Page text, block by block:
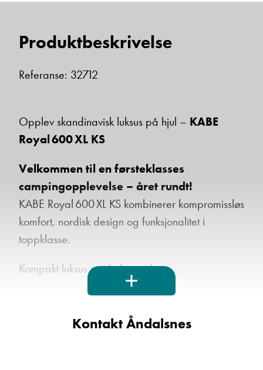
Frode Hoff Lund
Ta kontakt
Lurer du på noe? Spør!
Sted
Produktbeskrivelse
Referanse: 32712
Opplev skandinavisk luksus på hjul – KABE
Royal 600 XL KS
Velkommen til en førsteklasses
campingopplevelse – året rundt!
KABE Royal 600 XL KS kombinerer kompromissløs
komfort, nordisk design og funksjonalitet i
toppklasse.
Kompakt luksus med ekstra plass
Med en innvendig bredde på hele 235 cm (KS-
versjon) og en boareal på
14,1 m²
modellen mer rom og luft enn den mindre 560 XL
Kontakt Åndalsnes